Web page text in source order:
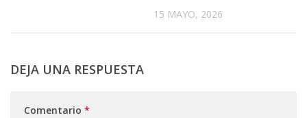
15 MAYO, 2026
DEJA UNA RESPUESTA
Comentario *